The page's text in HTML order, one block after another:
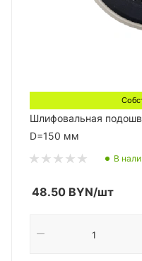
Шлифовальная
D=150 мм
В
48.50 BYN/шт